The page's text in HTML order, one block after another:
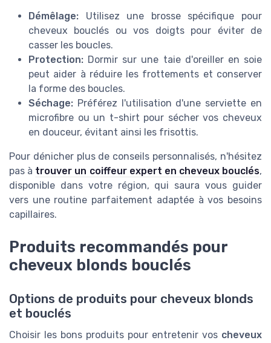
Démêlage: Utilisez une brosse spécifique pour
cheveux bouclés ou vos doigts pour éviter de
casser les boucles.
Protection: Dormir sur une taie d'oreiller en soie
peut aider à réduire les frottements et conserver
la forme des boucles.
Séchage: Préférez l'utilisation d'une serviette en
microfibre ou un t-shirt pour sécher vos cheveux
en douceur, évitant ainsi les frisottis.
Pour dénicher plus de conseils personnalisés, n'hésitez
pas à trouver un coiffeur expert en cheveux bouclés,
disponible dans votre région, qui saura vous guider
vers une routine parfaitement adaptée à vos besoins
capillaires.
Produits recommandés pour
cheveux blonds bouclés
Options de produits pour cheveux blonds
et bouclés
Choisir les bons produits pour entretenir vos cheveux